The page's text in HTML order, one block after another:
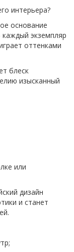
интерьера?
основание
экземпляр
оттенками
блеск
изысканный
или
дизайн
и станет